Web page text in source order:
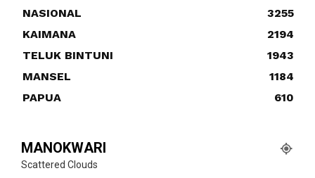
NASIONAL
3255
KAIMANA
2194
TELUK BINTUNI
1943
MANSEL
1184
PAPUA
610
MANOKWARI
Scattered Clouds